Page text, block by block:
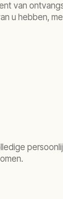
van
u hebben,